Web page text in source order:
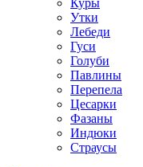
Куры
Утки
Лебеди
Гуси
Голуби
Павлины
Перепела
Цесарки
Фазаны
Индюки
Страусы